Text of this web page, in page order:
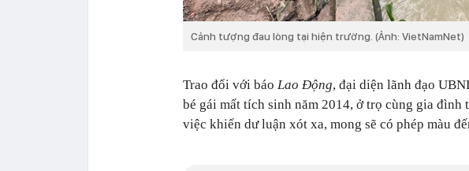
Cảnh tượng đau lòng tại hiện trường. (Ảnh: VietNamNet)
Trao đổi với báo Lao Động, đại diện lãnh đạo
bé gái mất tích sinh năm 2014, ở trọ cùng gia đình
việc khiến dư luận xót xa, mong sẽ có phép màu